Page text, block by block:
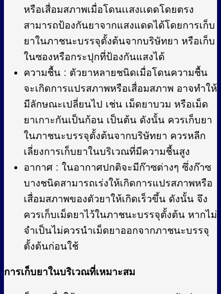
หรือเสื่อมสภาพเมื่อโดนเเสงเเดดโดยตรง
สามารถป้องกันยาจากแสงแดดได้โดยการเก็บ
ยาในภาชนะบรรจุตั้งต้นจากบริษัทยา หรือเก็บ
ในซองหรือกระปุกที่ป้องกันแสงได้
ความชื้น : ตัวยาหลายชนิดเมื่อโดนความชื้น
จะเกิดการแปรสภาพหรือเสื่อมสภาพ อาจทำให้
มีลักษณะเปลี่ยนไป เช่น เม็ดยาบวม หรือเม็ด
ยาเกาะกันเป็นก้อน เป็นต้น ดังนั้น ควรเก็บยา
ในภาชนะบรรจุตั้งต้นจากบริษัทยา ควรหลีก
เลี่ยงการเก็บยาในบริเวณที่มีความชี้นสูง
อากาศ : ในอากาศปกติจะมีก๊าซต่างๆ ซึ่งก๊าซ
บางชนิดสามารถเร่งให้เกิดการแปรสภาพหรือ
เสื่อมสภาพของตัวยาให้เกิดเร็วขึ้น ดังนั้น จึง
ควรเก็บเม็ดยาไว้ในภาชนะบรรจุตั้งต้น หากไม่
จำเป็นไม่ควรนำเม็ดยาออกจากภาชนะบรรจุ
ตั้งต้นก่อนใช้
การเก็บยาในบริเวณที่เหมาะสม